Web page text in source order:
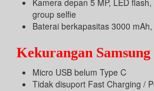
Kamera depan 5 MP, LED
group selfie
Baterai berkapasitas 3000
Kekurangan
Micro USB belum Type C
Tidak disuport Fast Charging /